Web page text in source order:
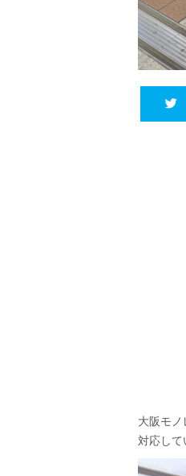
大阪モ
対応して